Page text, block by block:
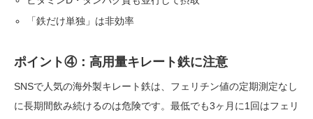
「鉄だけ単独」は非効率
ポイント④：高用量キレート鉄に注意
SNSで人気の海外製キレート鉄は、フェリチン値の定期測定なし
に長期間飲み続けるのは危険です。最低でも3ヶ月に1回はフェリ